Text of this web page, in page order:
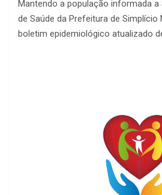
Mantendo a população informada a
de Saúde da Prefeitura de Simplício
boletim epidemiológico atualizado